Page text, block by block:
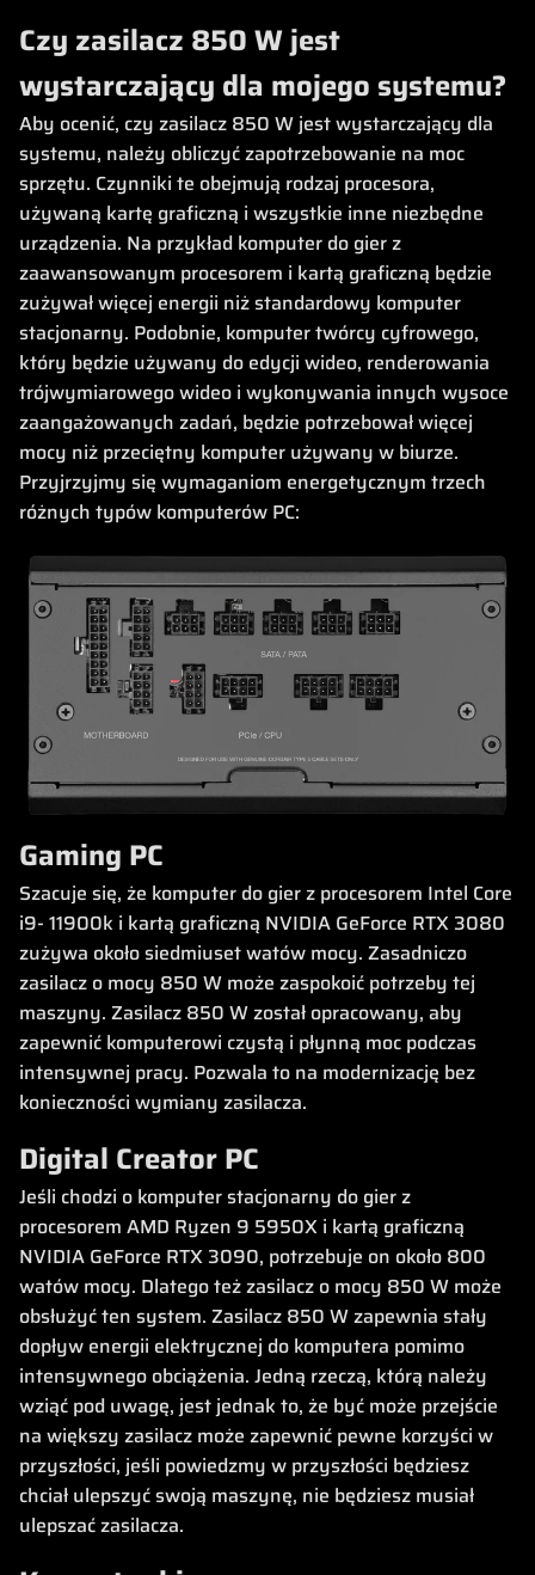
Czy zasilacz 850 W jest
wystarczający dla mojego systemu?
Aby ocenić, czy zasilacz 850 W jest wystarczający dla
systemu, należy obliczyć zapotrzebowanie na moc
sprzętu. Czynniki te obejmują rodzaj procesora,
używaną kartę graficzną i wszystkie inne niezbędne
urządzenia. Na przykład komputer do gier z
zaawansowanym procesorem i kartą graficzną będzie
zużywał więcej energii niż standardowy komputer
stacjonarny. Podobnie, komputer twórcy cyfrowego,
który będzie używany do edycji wideo, renderowania
trójwymiarowego wideo i wykonywania innych wysoce
zaangażowanych zadań, będzie potrzebował więcej
mocy niż przeciętny komputer używany w biurze.
Przyjrzyjmy się wymaganiom energetycznym trzech
różnych typów komputerów PC:
Gaming PC
Szacuje się, że komputer do gier z procesorem Intel Core
i9- 11900k i kartą graficzną NVIDIA GeForce RTX 3080
zużywa około siedmiuset watów mocy. Zasadniczo
zasilacz o mocy 850 W może zaspokoić potrzeby tej
maszyny. Zasilacz 850 W został opracowany, aby
zapewnić komputerowi czystą i płynną moc podczas
intensywnej pracy. Pozwala to na modernizację bez
konieczności wymiany zasilacza.
Digital Creator PC
Jeśli chodzi o komputer stacjonarny do gier z
procesorem AMD Ryzen 9 5950X i kartą graficzną
NVIDIA GeForce RTX 3090, potrzebuje on około 800
watów mocy. Dlatego też zasilacz o mocy 850 W może
obsłużyć ten system. Zasilacz 850 W zapewnia stały
dopływ energii elektrycznej do komputera pomimo
intensywnego obciążenia. Jedną rzeczą, którą należy
wziąć pod uwagę, jest jednak to, że być może przejście
na większy zasilacz może zapewnić pewne korzyści w
przyszłości, jeśli powiedzmy w przyszłości będziesz
chciał ulepszyć swoją maszynę, nie będziesz musiał
ulepszać zasilacza.